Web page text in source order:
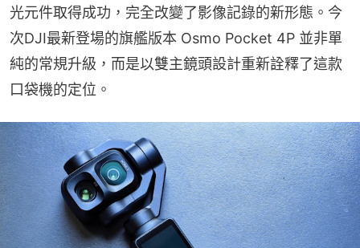
光元件取得成功，完全改變了影像記錄的新形態。今
次DJI最新登場的旗艦版本 Osmo Pocket 4P 並非單
純的常規升級，而是以雙主鏡頭設計重新詮釋了這款
口袋機的定位。